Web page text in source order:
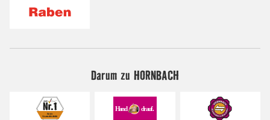
Darum zu HORNBACH